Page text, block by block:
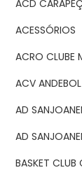
ACD
ACESSÓRIOS
ACRO CLUBE
ACV
AD
AD
BASKET CLUB